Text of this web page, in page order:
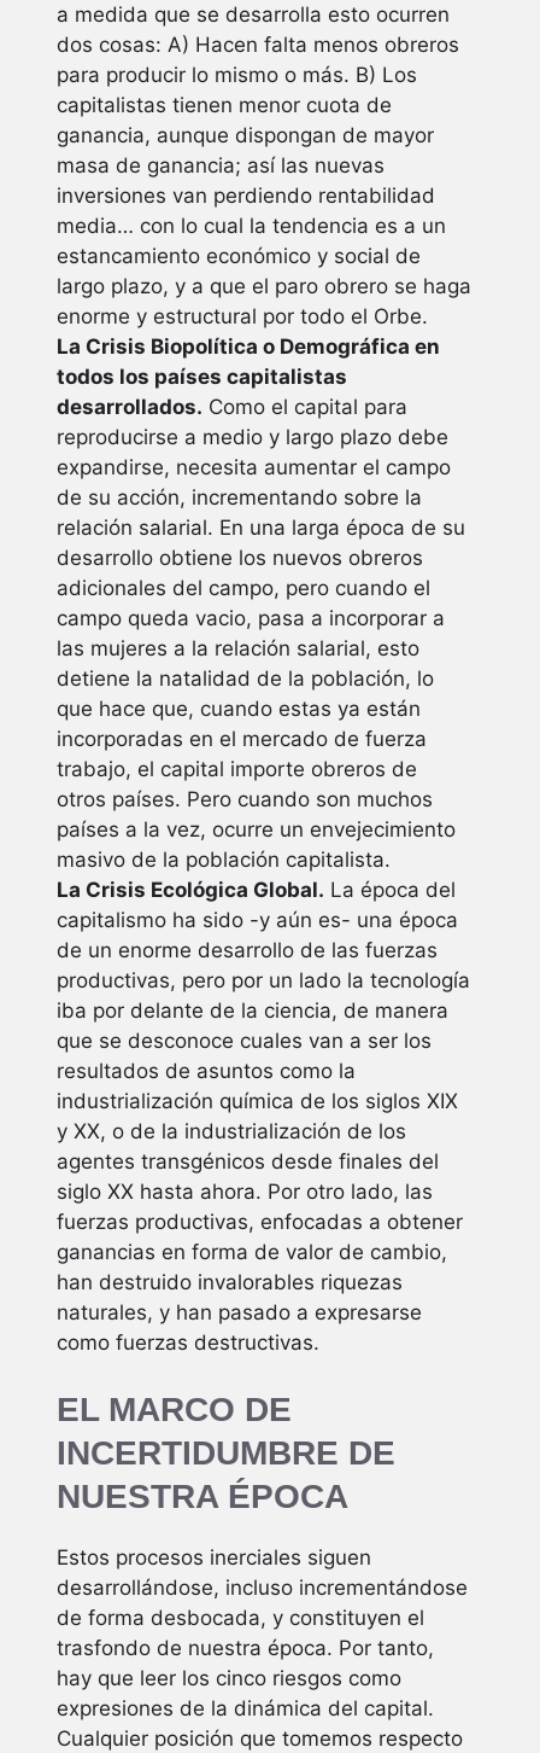
a medida que se desarrolla esto ocurren
dos cosas: A) Hacen falta menos obreros
para producir lo mismo o más. B) Los
capitalistas tienen menor cuota de
ganancia, aunque dispongan de mayor
masa de ganancia; así las nuevas
inversiones van perdiendo rentabilidad
media… con lo cual la tendencia es a un
estancamiento económico y social de
largo plazo, y a que el paro obrero se haga
enorme y estructural por todo el Orbe.
La Crisis Biopolítica o Demográfica en
todos los países capitalistas
desarrollados. Como el capital para
reproducirse a medio y largo plazo debe
expandirse, necesita aumentar el campo
de su acción, incrementando sobre la
relación salarial. En una larga época de su
desarrollo obtiene los nuevos obreros
adicionales del campo, pero cuando el
campo queda vacio, pasa a incorporar a
las mujeres a la relación salarial, esto
detiene la natalidad de la población, lo
que hace que, cuando estas ya están
incorporadas en el mercado de fuerza
trabajo, el capital importe obreros de
otros países. Pero cuando son muchos
países a la vez, ocurre un envejecimiento
masivo de la población capitalista.
La Crisis Ecológica Global. La época del
capitalismo ha sido -y aún es- una época
de un enorme desarrollo de las fuerzas
productivas, pero por un lado la tecnología
iba por delante de la ciencia, de manera
que se desconoce cuales van a ser los
resultados de asuntos como la
industrialización química de los siglos XIX
y XX, o de la industrialización de los
agentes transgénicos desde finales del
siglo XX hasta ahora. Por otro lado, las
fuerzas productivas, enfocadas a obtener
ganancias en forma de valor de cambio,
han destruido invalorables riquezas
naturales, y han pasado a expresarse
como fuerzas destructivas.
EL MARCO DE
INCERTIDUMBRE DE
NUESTRA ÉPOCA
Estos procesos inerciales siguen
desarrollándose, incluso incrementándose
de forma desbocada, y constituyen el
trasfondo de nuestra época. Por tanto,
hay que leer los cinco riesgos como
expresiones de la dinámica del capital.
Cualquier posición que tomemos respecto